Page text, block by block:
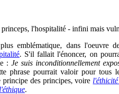
l'hospitalité - infini mais
emblématique, dans l'oeuvre
. S'il fallait l'énoncer, on
: Je suis inconditionnellement
phrase pourrait valoir pour tous
principe des principes, voire
.